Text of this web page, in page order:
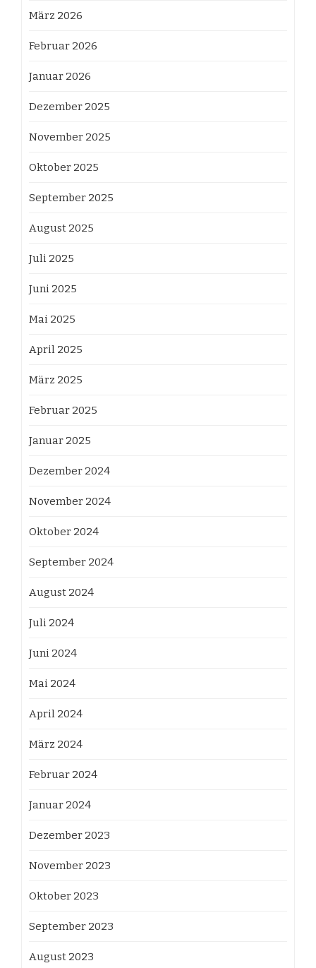
März 2026
Februar 2026
Januar 2026
Dezember 2025
November 2025
Oktober 2025
September 2025
August 2025
Juli 2025
Juni 2025
Mai 2025
April 2025
März 2025
Februar 2025
Januar 2025
Dezember 2024
November 2024
Oktober 2024
September 2024
August 2024
Juli 2024
Juni 2024
Mai 2024
April 2024
März 2024
Februar 2024
Januar 2024
Dezember 2023
November 2023
Oktober 2023
September 2023
August 2023